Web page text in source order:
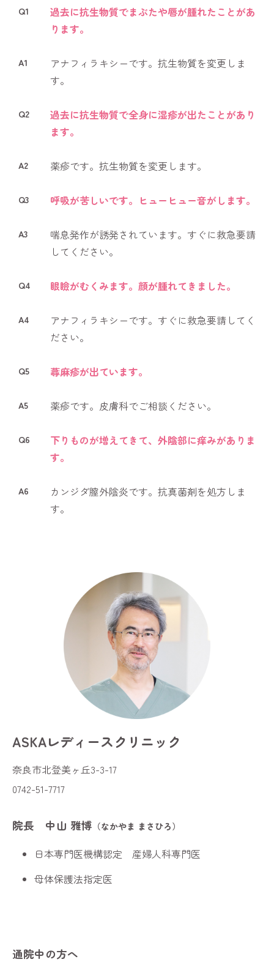
Q1
過去に抗生物質でまぶたや唇が腫れたことがあ
ります。
A1
アナフィラキシーです。抗生物質を変更しま
す。
Q2
過去に抗生物質で全身に湿疹が出たことがあり
ます。
A2 薬疹です。抗生物質を変更します。
Q3 呼吸が苦しいです。ヒューヒュー音がします。
A3
喘息発作が誘発されています。すぐに救急要請
してください。
Q4 眼瞼がむくみます。顔が腫れてきました。
A4
アナフィラキシーです。すぐに救急要請してく
ださい。
Q5 蕁麻疹が出ています。
A5 薬疹です。皮膚科でご相談ください。
Q6
下りものが増えてきて、外陰部に痒みがありま
す。
A6
カンジダ膣外陰炎です。抗真菌剤を処方しま
す。
ASKAレディースクリニック
奈良市北登美ヶ丘3-3-17
0742-51-7717
院長 中山 雅博 （なかやま まさひろ）
日本専門医機構認定 産婦人科専門医
母体保護法指定医
通院中の方へ